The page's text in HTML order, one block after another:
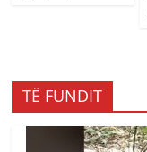
TË FUNDIT